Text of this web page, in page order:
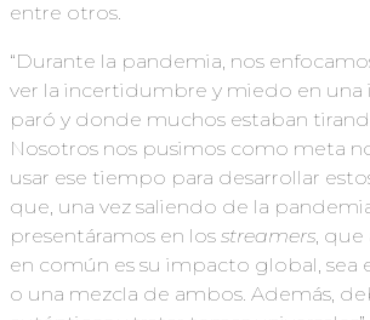
entre otros.
“Durante la pandemia, nos
ver la incertidumbre y miedo en una
paró y donde muchos estaban
Nosotros nos pusimos como meta
usar ese tiempo para desarrollar
que, una vez saliendo de la
presentáramos en los streamers,
en común es su impacto global, sea
o una mezcla de ambos. Además,